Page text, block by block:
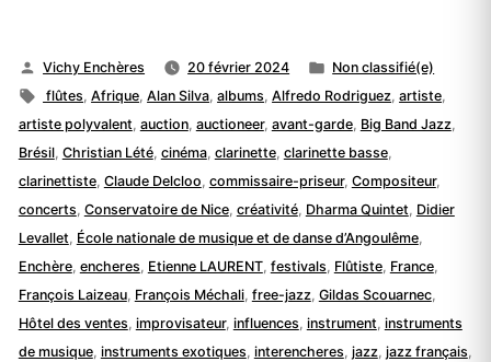
Publié
par
Vichy Enchères 20 février 2024
Publié
dans
Non classifié(e)
Étiquettes :
flûtes ,Afrique ,Alan Silva ,albums ,Alfredo Rodriguez ,artiste
artiste polyvalent auction, auctioneer, avant-garde, Big Band Jazz
Brésil, Christian Lété, cinéma, clarinette, clarinette basse,
clarinettiste, Claude Delcloo commissaire-priseur, Compositeur,
concerts Conservatoire de Nice, créativité, Dharma Quintet Didier
Levallet École nationale de musique et de danse d’Angoulême,
Enchère, encheres Etienne LAURENT, festivals Flûtiste, France,
François Laizeau, François Méchali, free-jazz Gildas Scouarnec,
Hôtel des ventes improvisateur, influences instrument instruments
de musique, instruments exotiques interencheres jazz jazz français